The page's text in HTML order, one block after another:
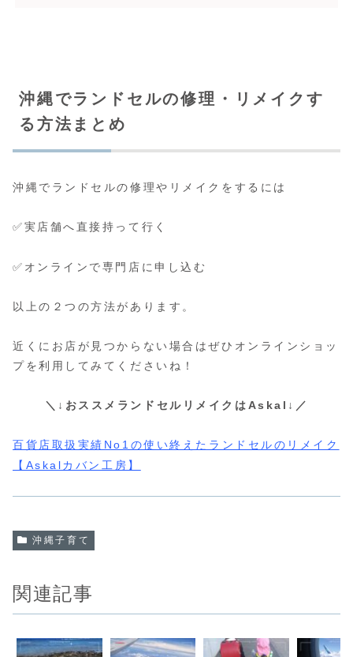
沖縄でランドセルの修理・リメイクす
る方法まとめ
沖縄でランドセルの修理やリメイクをするには
✅実店舗へ直接持って行く
✅オンラインで専門店に申し込む
以上の２つの方法があります。
近くにお店が見つからない場合はぜひオンラインショッ
プを利用してみてくださいね！
＼↓おススメランドセルリメイクはAskal↓／
百貨店取扱実績No1の使い終えたランドセルのリメイク
【Askalカバン工房】
沖縄子育て
関連記事